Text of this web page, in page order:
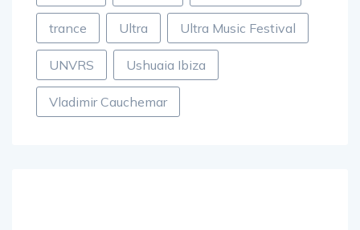
trance Ultra Ultra Music Festival
UNVRS Ushuaia Ibiza
Vladimir Cauchemar